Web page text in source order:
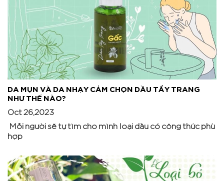
DA MỤN VÀ DA NHẠY CẢM CHỌN DẦU TẨY TRANG
NHƯ THẾ NÀO?
Oct 26,2023
Mỗi người sẽ tự tìm cho mình loại dầu có công thức phù
hợp